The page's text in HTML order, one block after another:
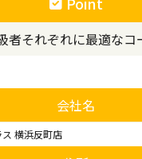
者それぞれに最適なコ
会社名
横浜反町店